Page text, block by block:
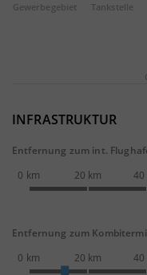
Gewerbe­gebiet Tankstelle
INFRASTRUKTUR
Entfernung zum int.
0 km
20 km 40
Entfernung zum
0 km
20 km 40